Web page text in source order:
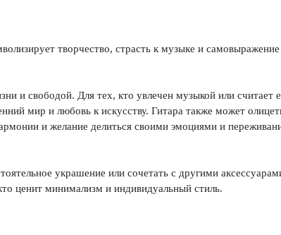
творчество, страсть к музыке и самовыражение
и свободой. Для тех, кто увлечен музыкой или считает
мир и любовь к искусству. Гитара также может
и желание делиться своими эмоциями и
украшение или сочетать с другими
ценит минимализм и индивидуальный стиль.